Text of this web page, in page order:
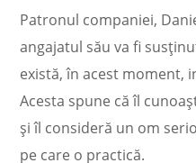
Patronul companiei,
angajatul său va fi
există, în acest moment,
Acesta spune că îl
și îl consideră un om
pe care o practică.